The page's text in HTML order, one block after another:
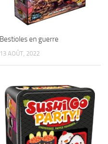
Bestioles en guerre
13 AOÛT, 2022